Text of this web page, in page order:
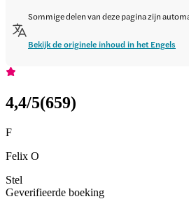
Sommige delen van deze pagina zijn
Bekijk de originele inhoud in het Engels
4,4/5(659)
F
Felix O
Stel
Geverifieerde boeking